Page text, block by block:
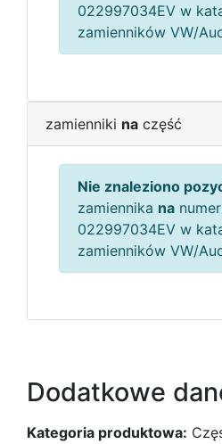
022997034EV w
zamienników VW/
zamienniki na część
Nie znaleziono
zamiennika na
022997034EV w
zamienników VW/
Dodatkowe
Kategoria produktowa: